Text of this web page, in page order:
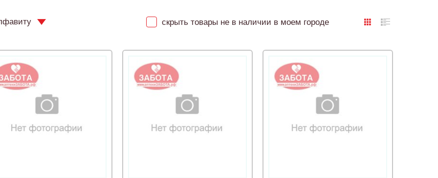
скрыть товары не в наличии в моем городе